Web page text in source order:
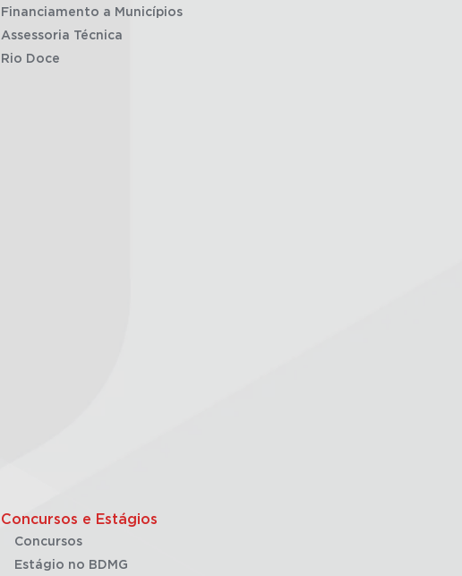
Financiamento a Municípios
Assessoria Técnica
Rio Doce
Concursos e Estágios
Concursos
Estágio no BDMG